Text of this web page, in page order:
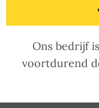
Ons bedrijf
voortdurend